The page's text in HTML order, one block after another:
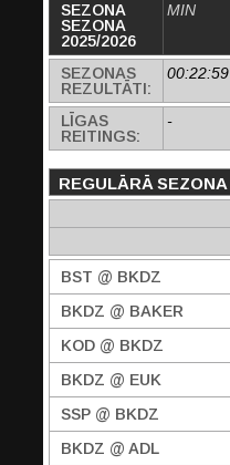
SEZONA
SEZONA
2025/2026
MIN
SEZONAS
REZULTĀTI:
00:22:59
LĪGAS
REITINGS:
-
REGULĀRĀ SEZONA
BST @ BKDZ
BKDZ @ BAKER
KOD @ BKDZ
BKDZ @ EUK
SSP @ BKDZ
BKDZ @ ADL